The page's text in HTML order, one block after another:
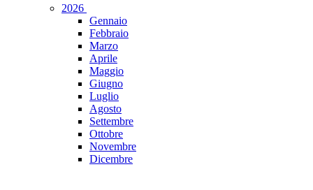
2026
Gennaio
Febbraio
Marzo
Aprile
Maggio
Giugno
Luglio
Agosto
Settembre
Ottobre
Novembre
Dicembre